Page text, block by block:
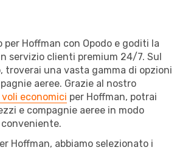
per Hoffman con Opodo e goditi la
servizio clienti premium 24/7. Sul
troverai una vasta gamma di opzioni
aeree. Grazie al nostro
economici per Hoffman, potrai
e compagnie aeree in modo
Hoffman, abbiamo selezionato i